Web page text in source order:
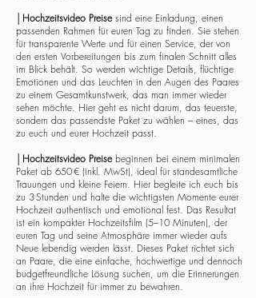
Hochzeitsvideo Preisesind eine Einladung, einen
passenden Rahmen für euren Tag zu finden. Sie stehen
für transparente Werte und für einen Service, der von
den ersten Vorbereitungen bis zum finalen Schnitt alles
im Blick behält. So werden wichtige Details, flüchtige
Emotionen und das Leuchten in den Augen des Paares
zu einem Gesamtkunstwerk, das man immer wieder
sehen möchte. Hier geht es nicht darum, das teuerste,
sondern das passendste Paket zu wählen – eines, das
zu euch und eurer Hochzeit passt.
Hochzeitsvideo Preisebeginnen bei einem minimalen
Paket ab 650 € (inkl. MwSt), ideal für standesamtliche
Trauungen und kleine Feiern. Hier begleite ich euch bis
zu 3 Stunden und halte die wichtigsten Momente eurer
Hochzeit authentisch und emotional fest. Das Resultat
ist ein kompakter Hochzeitsfilm (5–10 Minuten), der
euren Tag und seine Atmosphäre immer wieder aufs
Neue lebendig werden lässt. Dieses Paket richtet sich
an Paare, die eine einfache, hochwertige und dennoch
budgetfreundliche Lösung suchen, um die Erinnerungen
an ihre Hochzeit für immer zu bewahren.